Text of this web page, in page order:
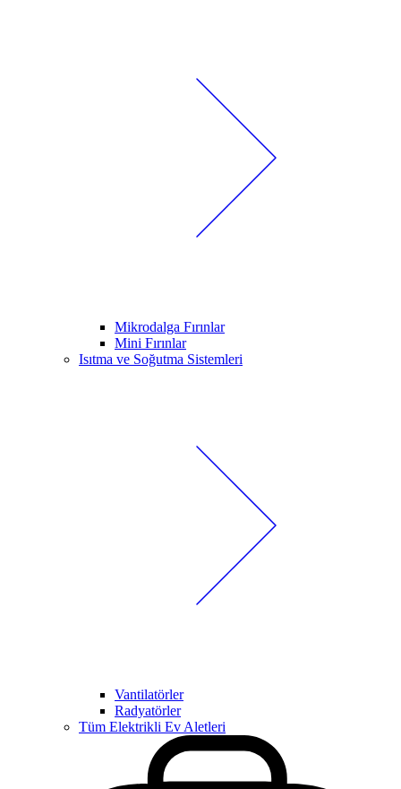
Mikrodalga Fırınlar
Mini Fırınlar
Isıtma ve Soğutma Sistemleri
Vantilatörler
Radyatörler
Tüm Elektrikli Ev Aletleri